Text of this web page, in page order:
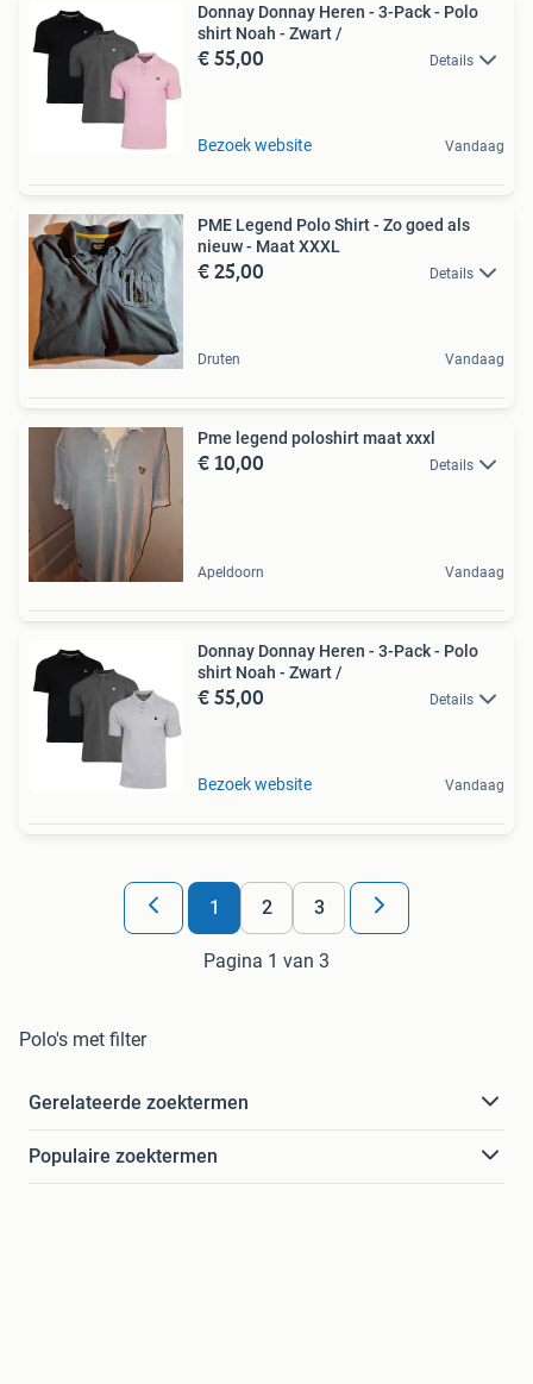
Donnay Donnay Heren - 3-Pack - Polo
shirt Noah - Zwart /
€ 55,00 Details
Bezoek website Vandaag
PME Legend Polo Shirt - Zo goed als
nieuw - Maat XXXL
€ 25,00 Details
Druten Vandaag
Pme legend poloshirt maat xxxl
€ 10,00 Details
Apeldoorn Vandaag
Donnay Donnay Heren - 3-Pack - Polo
shirt Noah - Zwart /
€ 55,00 Details
Bezoek website Vandaag
1 2 3
Pagina 1 van 3
Polo's met filter
Gerelateerde zoektermen
Populaire zoektermen